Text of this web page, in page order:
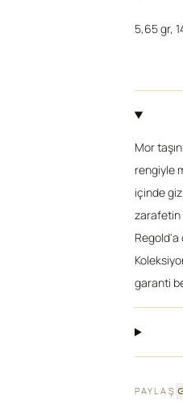
5,65 gr,
Mor
rengiyle
içinde
zarafetin
Regold'a
garanti
PAYLAŞ